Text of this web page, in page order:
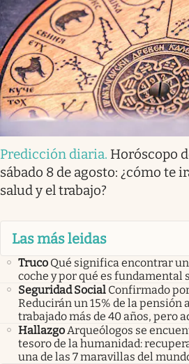
Predicción diaria. Horóscopo
sábado 8 de agosto: ¿cómo te
salud y el trabajo?
Las más leidas
Truco Qué significa encontrar
coche y por qué es fundamental
Seguridad Social Confirmado
Reducirán un 15% de la pensión
trabajado más de 40 años, pero
HallazgoArqueólogos se
tesoro de la humanidad:
una de las 7 maravillas del